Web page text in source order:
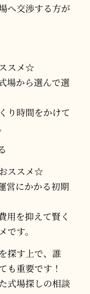
へ交渉する方が
スメ☆
場から選んで選
り時間をかけて
ススメ☆
営にかかる初期
用を抑えて賢く
す。
探す上で、誰
も重要です！
式場探しの相談